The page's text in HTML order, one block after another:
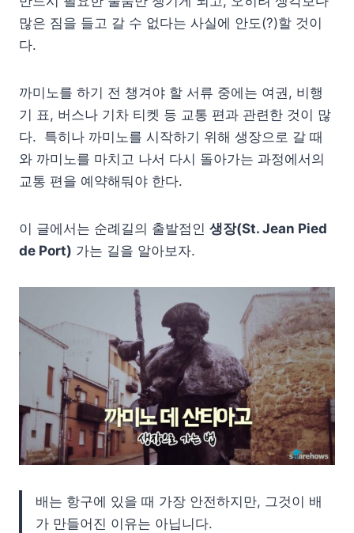
많은 짐을 들고 갈 수 없다는 사실에 안도(?)할 것이
다.
까미노를 하기 전 챙겨야 할 서류 중에는 여권, 비행
기 표, 버스나 기차 티켓 등 교통 편과 관련한 것이 많
다. 특히나 까미노를 시작하기 위해 생장으로 갈 때
와 까미노를 마치고 나서 다시 돌아가는 과정에서의
교통 편을 예약해둬야 한다.
이 글에서는 순례길의 출발점인 생장(St. Jean Pied
de Port) 가는 길을 알아보자.
배는 항구에 있을 때 가장 안전하지만, 그것이 배
가 만들어진 이유는 아닙니다.